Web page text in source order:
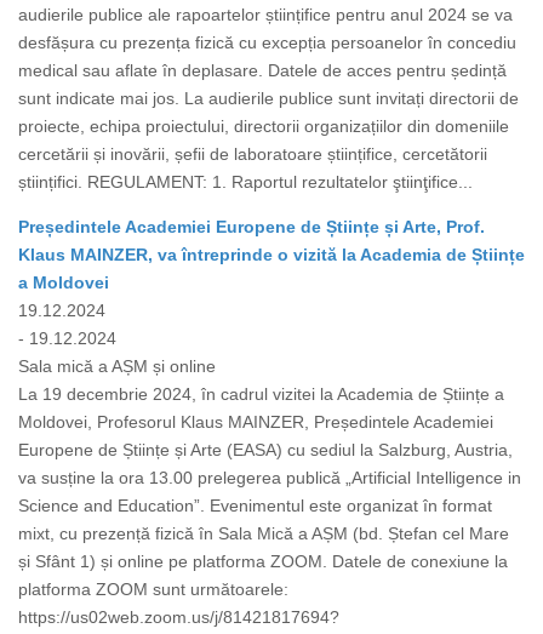
audierile publice ale rapoartelor științifice pentru anul 2024 se va
desfășura cu prezența fizică cu excepția persoanelor în concediu
medical sau aflate în deplasare. Datele de acces pentru ședință
sunt indicate mai jos. La audierile publice sunt invitați directorii de
proiecte, echipa proiectului, directorii organizațiilor din domeniile
cercetării și inovării, șefii de laboratoare științifice, cercetătorii
științifici. REGULAMENT: 1. Raportul rezultatelor ştiinţifice...
Președintele Academiei Europene de Științe și Arte, Prof.
Klaus MAINZER, va întreprinde o vizită la Academia de Științe
a Moldovei
19.12.2024
- 19.12.2024
Sala mică a AȘM și online
La 19 decembrie 2024, în cadrul vizitei la Academia de Științe a
Moldovei, Profesorul Klaus MAINZER, Președintele Academiei
Europene de Științe și Arte (EASA) cu sediul la Salzburg, Austria,
va susține la ora 13.00 prelegerea publică „Artificial Intelligence in
Science and Education”. Evenimentul este organizat în format
mixt, cu prezență fizică în Sala Mică a AȘM (bd. Ștefan cel Mare
și Sfânt 1) și online pe platforma ZOOM. Datele de conexiune la
platforma ZOOM sunt următoarele:
https://us02web.zoom.us/j/81421817694?